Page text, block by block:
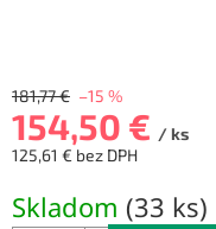
181,77 € –15 %
154,50 € / ks
125,61 € bez DPH
cena:
Skladom (33 ks)